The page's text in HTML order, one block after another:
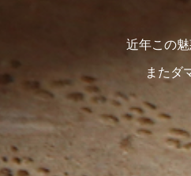
近年この
またダ